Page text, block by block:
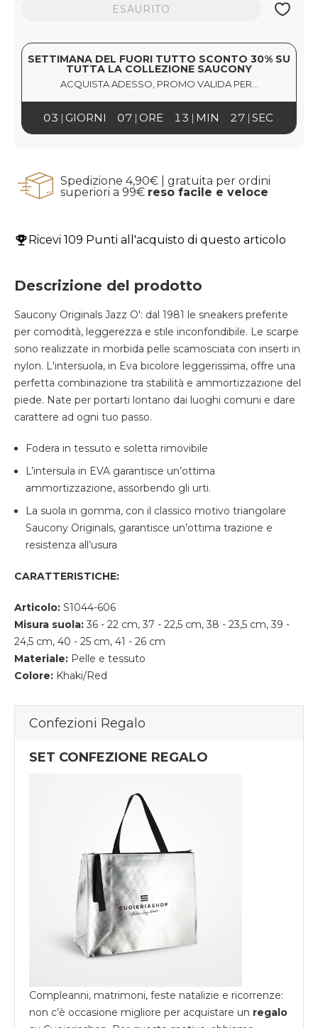
ESAURITO
SETTIMANA DEL FUORI TUTTO SCONTO 30% SU
TUTTA LA COLLEZIONE SAUCONY
ACQUISTA ADESSO, PROMO VALIDA PER...
03 07 13 27
GIORNI ORE MIN SEC
Spedizione 4,90€ | gratuita per ordini
superiori a 99€ reso facile e veloce
Ricevi 109 Punti all'acquisto di questo articolo
Descrizione del prodotto
Saucony Originals Jazz O': dal 1981 le sneakers preferite
per comodità, leggerezza e stile inconfondibile. Le scarpe
sono realizzate in morbida pelle scamosciata con inserti in
nylon. L'intersuola, in Eva bicolore leggerissima, offre una
perfetta combinazione tra stabilità e ammortizzazione del
piede. Nate per portarti lontano dai luoghi comuni e dare
carattere ad ogni tuo passo.
Fodera in tessuto e soletta rimovibile
L’intersula in EVA garantisce un’ottima
ammortizzazione, assorbendo gli urti.
La suola in gomma, con il classico motivo triangolare
Saucony Originals, garantisce un’ottima trazione e
resistenza all’usura
CARATTERISTICHE:
Articolo: S1044-606
Misura suola: 36 - 22 cm, 37 - 22,5 cm, 38 - 23,5 cm, 39 -
24,5 cm, 40 - 25 cm, 41 - 26 cm
Materiale: Pelle e tessuto
Colore: Khaki/Red
Confezioni Regalo
SET CONFEZIONE REGALO
Compleanni, matrimoni, feste natalizie e ricorrenze:
non c’è occasione migliore per acquistare un regalo